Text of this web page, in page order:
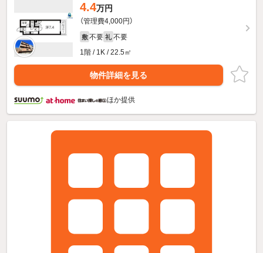
4.4万円
（管理費4,000円）
敷 不要 礼 不要
1階 / 1K / 22.5㎡
物件詳細を見る
ほか提供